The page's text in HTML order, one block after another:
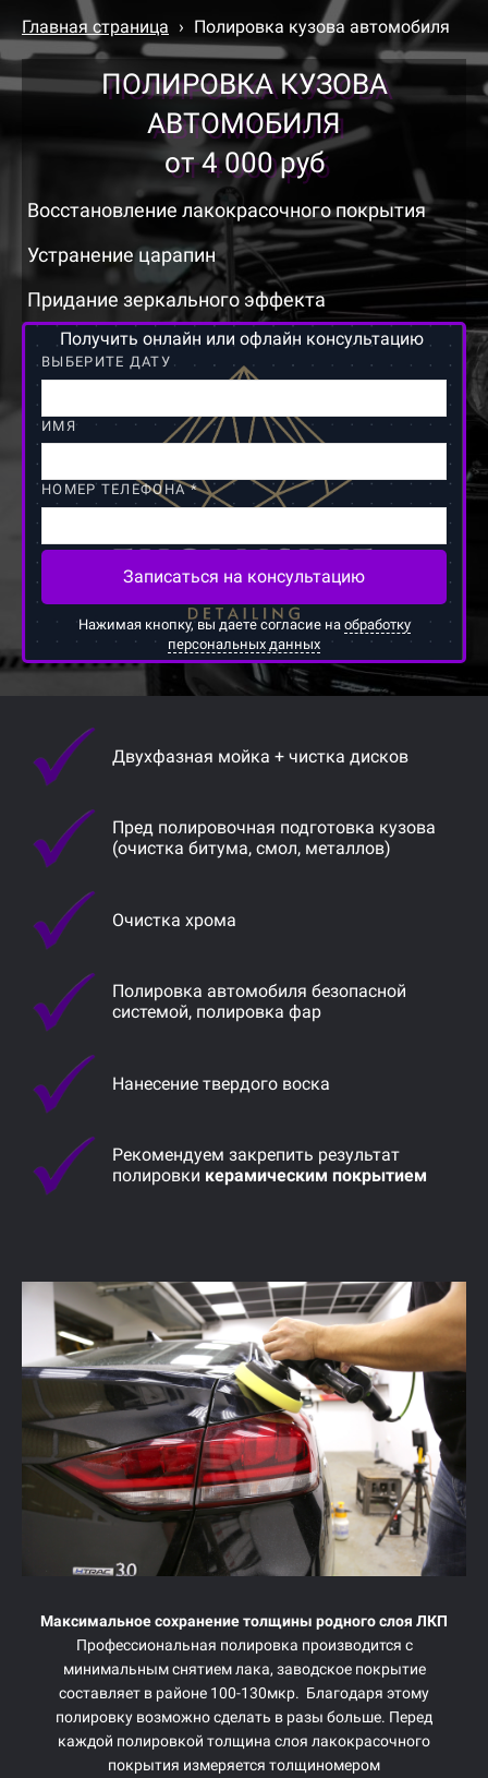
Главная страница › Полировка кузова автомобиля
ПОЛИРОВКА КУЗОВА
АВТОМОБИЛЯ
от 4 000 руб
Восстановление лакокрасочного покрытия
Устранение царапин
Придание зеркального эффекта
Получить онлайн или офлайн консультацию
ВЫБЕРИТЕ ДАТУ
ИМЯ
НОМЕР ТЕЛЕФОНА *
Записаться на консультацию
Нажимая кнопку, вы даете согласие на обработку
персональных данных
Двухфазная мойка + чистка дисков
Пред полировочная подготовка кузова
(очистка битума, смол, металлов)
Очистка хрома
Полировка автомобиля безопасной
системой, полировка фар
Нанесение твердого воска
Рекомендуем закрепить результат
полировки керамическим покрытием
Максимальное сохранение толщины родного слоя ЛКП
Профессиональная полировка производится с
минимальным снятием лака, заводское покрытие
составляет в районе 100-130мкр. Благодаря этому
полировку возможно сделать в разы больше. Перед
каждой полировкой толщина слоя лакокрасочного
покрытия измеряется толщиномером